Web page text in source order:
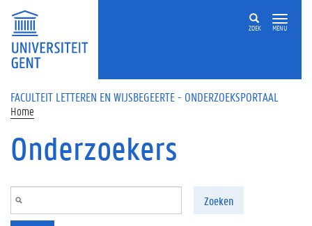
Overslaan en naar de inhoud gaan
ZOEK MENU
FACULTEIT LETTEREN EN WIJSBEGEERTE - ONDERZOEKSPORTAAL
Home
Onderzoekers
Zoeken